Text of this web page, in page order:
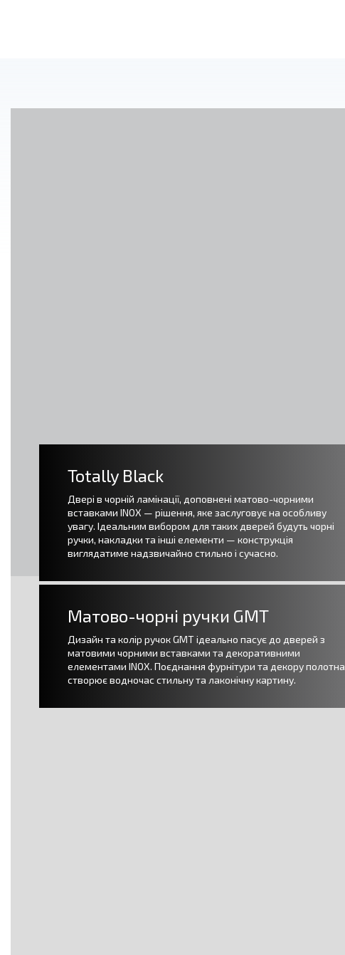
Totally Black
Двері в чорній ламінації, доповнені матово-чорними
вставками INOX — рішення, яке заслуговує на особливу
увагу. Ідеальним вибором для таких дверей будуть чорні
ручки, накладки та інші елементи — конструкція
виглядатиме надзвичайно стильно і сучасно.
Матово-чорні ручки GMT
Дизайн та колір ручок GMT ідеально пасує до дверей з
матовими чорними вставками та декоративними
елементами INOX. Поєднання фурнітури та декору полотна
створює водночас стильну та лаконічну картину.